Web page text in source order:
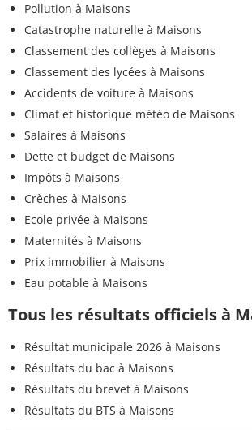
Pollution à Maisons
Catastrophe naturelle à Maisons
Classement des collèges à Maisons
Classement des lycées à Maisons
Accidents de voiture à Maisons
Climat et historique météo de Maisons
Salaires à Maisons
Dette et budget de Maisons
Impôts à Maisons
Crèches à Maisons
Ecole privée à Maisons
Maternités à Maisons
Prix immobilier à Maisons
Eau potable à Maisons
Tous les résultats officiels à
Résultat municipale 2026 à Maisons
Résultats du bac à Maisons
Résultats du brevet à Maisons
Résultats du BTS à Maisons